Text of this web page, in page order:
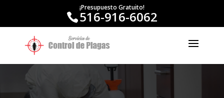
¡Presupuesto Gratuito!
516-916-6062